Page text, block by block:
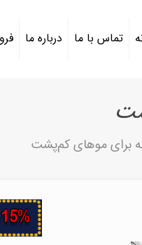
تماس با ما درباره ما
برای موهای کم‌پشت